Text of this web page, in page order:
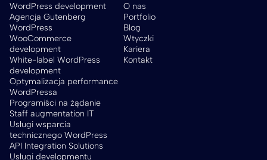
WordPress development
Agencja Gutenberg
WordPress
WooCommerce
development
White-label WordPress
development
Optymalizacja performance
WordPressa
Programiści na żądanie
Staff augmentation IT
Usługi wsparcia
technicznego WordPress
API Integration Solutions
Usługi developmentu
O nas
Portfolio
Blog
Wtyczki
Kariera
Kontakt